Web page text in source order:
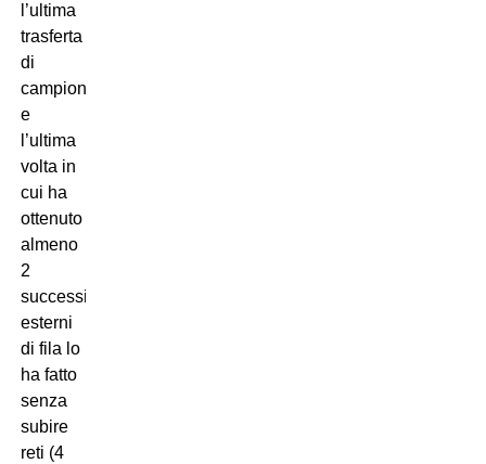
l’ultima
trasferta
di
campionato
e
l’ultima
volta in
cui ha
ottenuto
almeno
2
successi
esterni
di fila lo
ha fatto
senza
subire
reti (4